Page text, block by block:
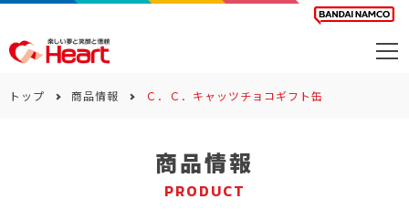
トップ 商品情報 Ｃ．Ｃ．キャッツチョコギフト缶
商品情報
PRODUCT